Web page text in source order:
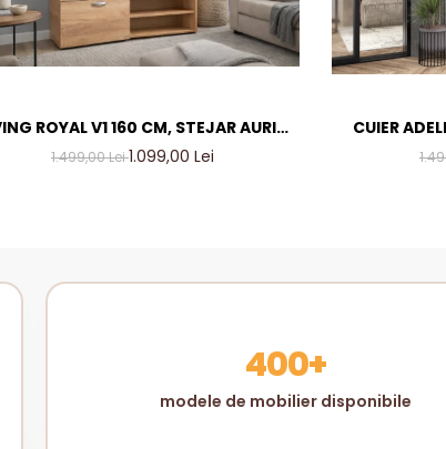
ROYAL V1 160 CM, STEJAR AURIU
& GRI ANTRACIT – MOBILIER LIVING
1.499,00 Lei1.099,00 Lei
CUIER ADELI 1, MASURA 205 X
CM,
400+
modele de mobilier disponibile